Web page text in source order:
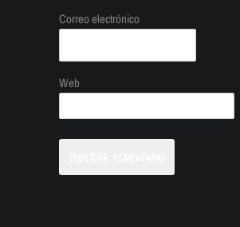
Correo electrónico
Web